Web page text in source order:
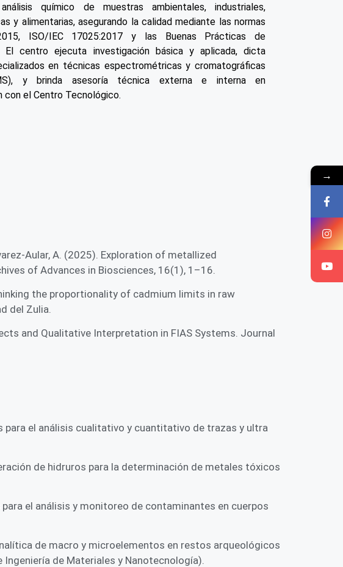
químico de muestras ambientales, industriales,
y alimentarias, asegurando la calidad mediante las normas
ISO/IEC 17025:2017 y las Buenas Prácticas de
El centro ejecuta investigación básica y aplicada, dicta
en técnicas espectrométricas y cromatográficas
MS), y brinda asesoría técnica externa e interna en
con el Centro Tecnológico.
Aular, A. (2025). Exploration of metallized
of Advances in Biosciences, 16(1), 1–16.
the proportionality of cadmium limits in raw
del Zulia.
and Qualitative Interpretation in FIAS Systems. Journal
el análisis cualitativo y cuantitativo de trazas y ultra
de hidruros para la determinación de metales tóxicos
el análisis y monitoreo de contaminantes en cuerpos
de macro y microelementos en restos arqueológicos
de Materiales y Nanotecnología).
→